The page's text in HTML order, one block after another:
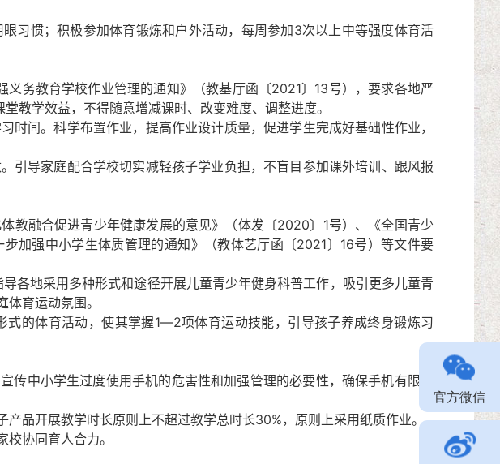
惯；积极参加体育锻炼和户外活动，每周参加3次以上中等强度体育活
教育学校作业管理的通知》（教基厅函〔2021〕13号），要求各地严
教学效益，不得随意增减课时、改变难度、调整进度。
间。科学布置作业，提高作业设计质量，促进学生完成好基础性作业，
导家庭配合学校切实减轻孩子学业负担，不盲目参加课外培训、跟风报
融合促进青少年健康发展的意见》（体发〔2020〕1号）、《全国青少
加强中小学生体质管理的通知》（教体艺厅函〔2021〕16号）等文件要
地采用多种形式和途径开展儿童青少年健身科普工作，吸引更多儿童青
育运动氛围。
的体育活动，使其掌握1―2项体育运动技能，引导孩子养成终身锻炼习
中小学生过度使用手机的危害性和加强管理的必要性，确保手机有限带
品开展教学时长原则上不超过教学总时长30%，原则上采用纸质作业。
协同育人合力。
官方微信